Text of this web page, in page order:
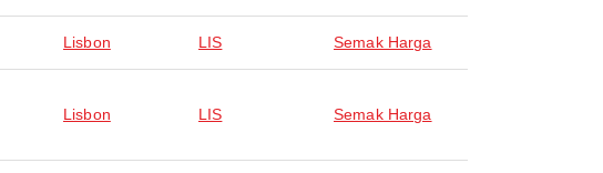
Lisbon LIS Semak Harga
Lisbon LIS Semak Harga